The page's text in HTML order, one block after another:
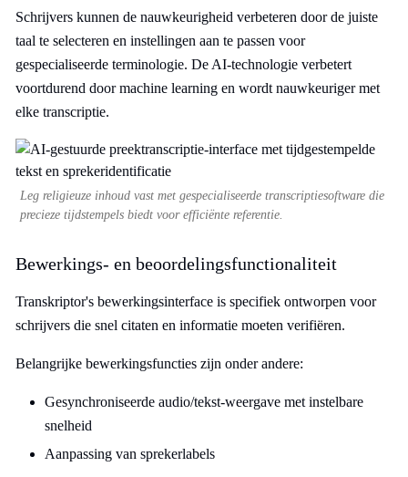
Schrijvers kunnen de nauwkeurigheid verbeteren door de juiste
taal te selecteren en instellingen aan te passen voor
gespecialiseerde terminologie. De AI-technologie verbetert
voortdurend door machine learning en wordt nauwkeuriger met
elke transcriptie.
Leg religieuze inhoud vast met gespecialiseerde transcriptiesoftware die
precieze tijdstempels biedt voor efficiënte referentie.
Bewerkings- en beoordelingsfunctionaliteit
Transkriptor's bewerkingsinterface is specifiek ontworpen voor
schrijvers die snel citaten en informatie moeten verifiëren.
Belangrijke bewerkingsfuncties zijn onder andere:
Gesynchroniseerde audio/tekst-weergave met instelbare
snelheid
Aanpassing van sprekerlabels